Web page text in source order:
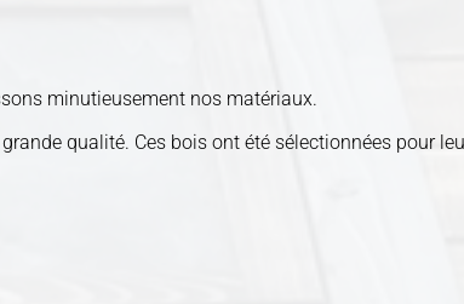
minutieusement nos matériaux.
qualité. Ces bois ont été sélectionnées pour